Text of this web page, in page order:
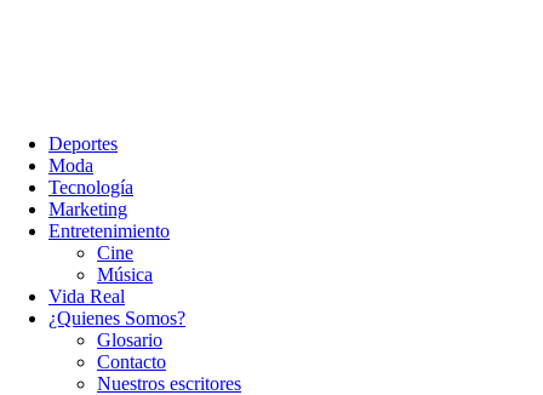
Deportes
Moda
Tecnología
Marketing
Entretenimiento
Cine
Música
Vida Real
¿Quienes Somos?
Glosario
Contacto
Nuestros escritores